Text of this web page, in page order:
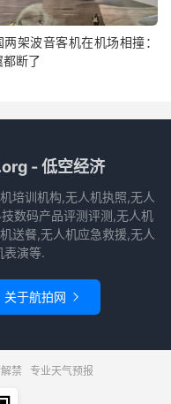
两架波音客机在机场相撞：
都断了
- 低空经济
培训机构,无人机执照,无人
数码产品评测评测,无人机
送餐,无人机应急救援,无人
表演等.
关于航拍网 
禁 专业天气预报